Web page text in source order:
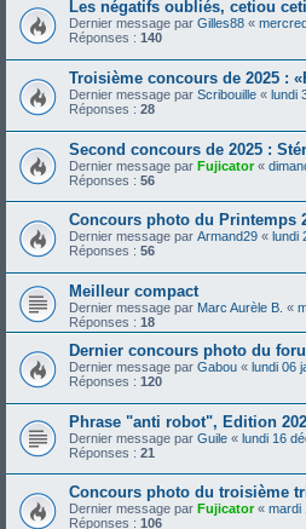
Les négatifs oubliés, cetiou
Dernier message par Gilles88 «
Réponses : 140
Troisième concours de 2025 :
Dernier message par Scribouille « lundi
Réponses : 28
Second concours de 2025 :
Dernier message par Fujicator«
Réponses : 56
Concours photo du Printemps
Dernier message par Armand29 « lundi
Réponses : 56
Meilleur compact
Dernier message par Marc Aurèle B. «
Réponses : 18
Dernier concours photo du
Dernier message par Gabou « lundi 06
Réponses : 120
Phrase "anti robot", Edition
Dernier message par Guile « lundi 16
Réponses : 21
Concours photo du troisième
Dernier message par Fujicator« mardi
Réponses : 106